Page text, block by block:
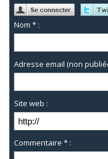
Nom * :
Adresse email (non
Site web :
Commentaire * :